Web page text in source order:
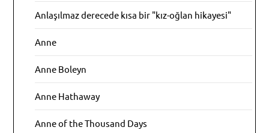
Anlaşılmaz derecede kısa bir "kız-oğlan hikayesi"
Anne
Anne Boleyn
Anne Hathaway
Anne of the Thousand Days